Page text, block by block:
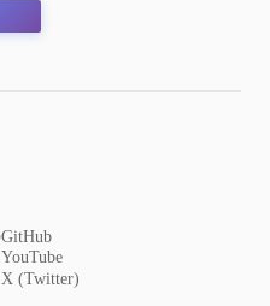
GitHub
YouTube
X (Twitter)